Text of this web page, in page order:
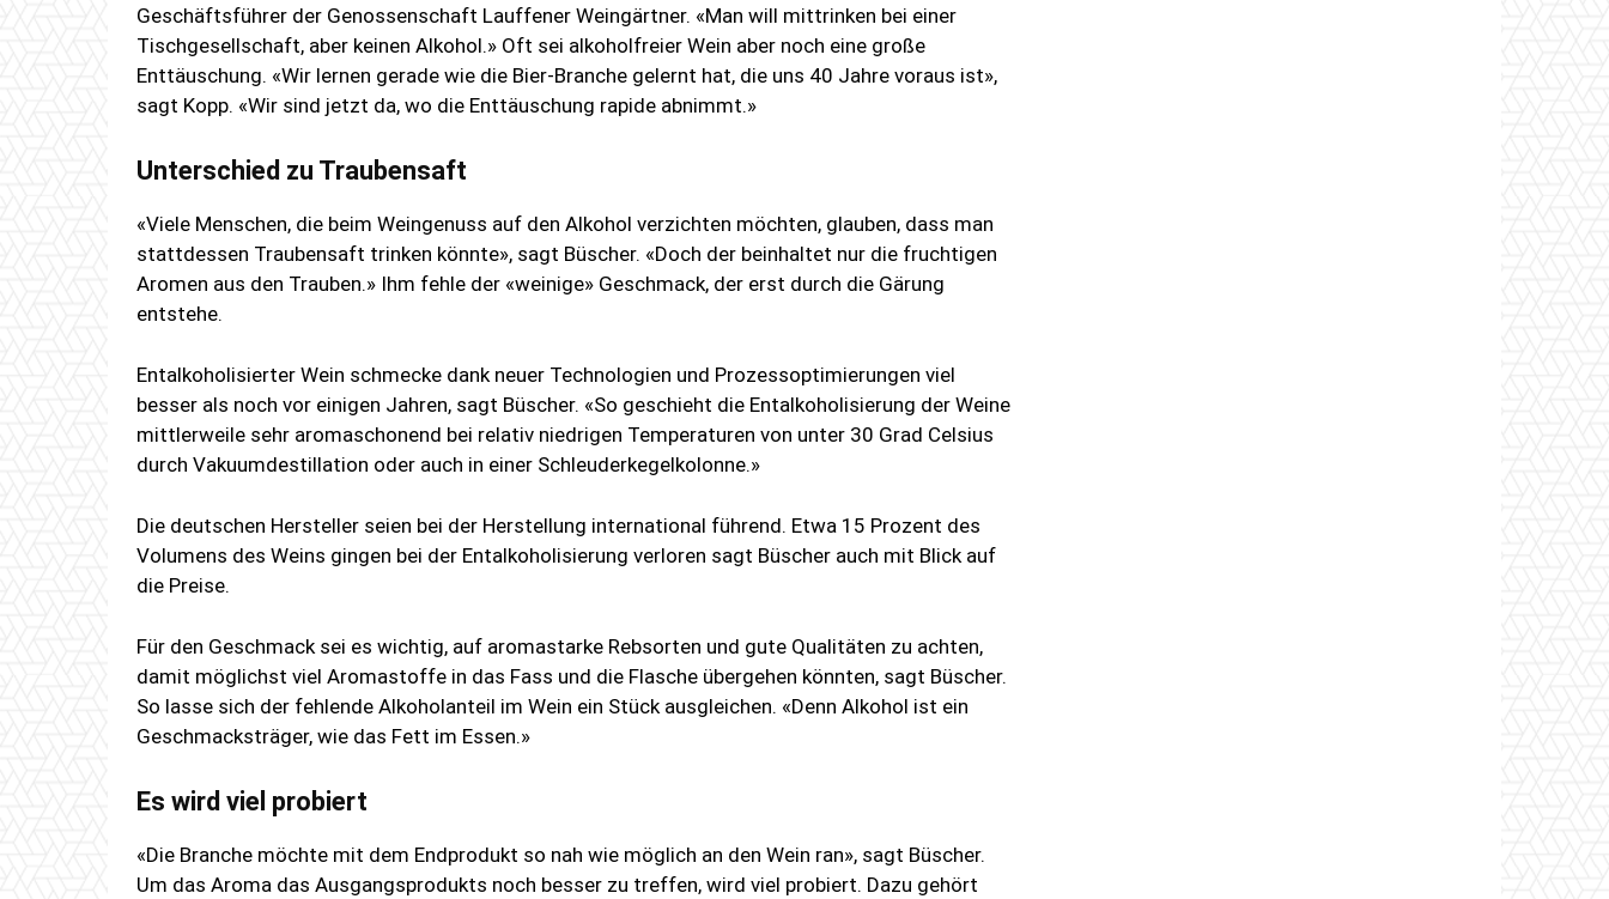
Geschäftsführer der Genossenschaft Lauffener Weingärtner. «Man will mittrinken bei einer
Tischgesellschaft, aber keinen Alkohol.» Oft sei alkoholfreier Wein aber noch eine große
Enttäuschung. «Wir lernen gerade wie die Bier-Branche gelernt hat, die uns 40 Jahre voraus ist»,
sagt Kopp. «Wir sind jetzt da, wo die Enttäuschung rapide abnimmt.»
Unterschied zu Traubensaft
«Viele Menschen, die beim Weingenuss auf den Alkohol verzichten möchten, glauben, dass man
stattdessen Traubensaft trinken könnte», sagt Büscher. «Doch der beinhaltet nur die fruchtigen
Aromen aus den Trauben.» Ihm fehle der «weinige» Geschmack, der erst durch die Gärung
entstehe.
Entalkoholisierter Wein schmecke dank neuer Technologien und Prozessoptimierungen viel
besser als noch vor einigen Jahren, sagt Büscher. «So geschieht die Entalkoholisierung der Weine
mittlerweile sehr aromaschonend bei relativ niedrigen Temperaturen von unter 30 Grad Celsius
durch Vakuumdestillation oder auch in einer Schleuderkegelkolonne.»
Die deutschen Hersteller seien bei der Herstellung international führend. Etwa 15 Prozent des
Volumens des Weins gingen bei der Entalkoholisierung verloren sagt Büscher auch mit Blick auf
die Preise.
Für den Geschmack sei es wichtig, auf aromastarke Rebsorten und gute Qualitäten zu achten,
damit möglichst viel Aromastoffe in das Fass und die Flasche übergehen könnten, sagt Büscher.
So lasse sich der fehlende Alkoholanteil im Wein ein Stück ausgleichen. «Denn Alkohol ist ein
Geschmacksträger, wie das Fett im Essen.»
Es wird viel probiert
«Die Branche möchte mit dem Endprodukt so nah wie möglich an den Wein ran», sagt Büscher.
Um das Aroma das Ausgangsprodukts noch besser zu treffen, wird viel probiert. Dazu gehört